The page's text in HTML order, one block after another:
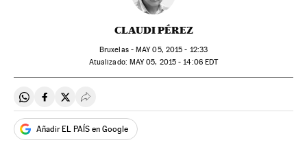
CLAUDI PÉREZ
Bruxelas -MAY05, 2015 - 12:33
atualizado: MAY05, 2015 - 14:06EDT
Compartir en Whatsapp
Compartir en Facebook
Compartir en Twitter
Desplegar Redes Sociales
Añadir EL PAÍS en Google